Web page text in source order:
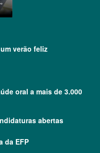
verão feliz
oral a mais de 3.000
abertas
da EFP